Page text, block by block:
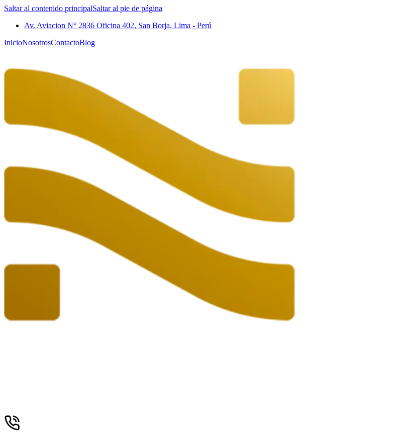
Saltar al contenido principalSaltar al pie de página
Av. Aviacion N° 2836 Oficina 402, San Borja, Lima - Perú
InicioNosotrosContactoBlog